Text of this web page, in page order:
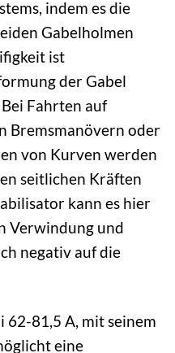
indem es die
Gabelholmen
ist
der Gabel
Fahrten auf
Bremsmanövern oder
von Kurven werden
seitlichen Kräften
kann es hier
Verwindung und
negativ auf die
62-81,5 A, mit seinem
eine